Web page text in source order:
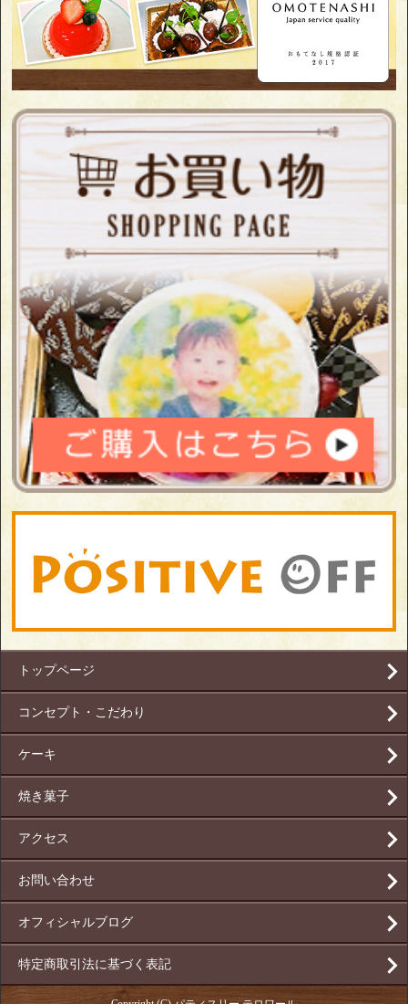
トップページ
コンセプト・こだわり
ケーキ
焼き菓子
アクセス
お問い合わせ
オフィシャルブログ
特定商取引法に基づく表記